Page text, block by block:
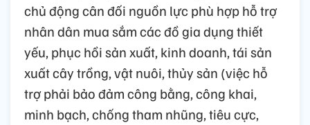
chủ động cân đối nguồn lực phù hợp hỗ trợ
nhân dân mua sắm các đồ gia dụng thiết
yếu, phục hồi sản xuất, kinh doanh, tái sản
xuất cây trồng, vật nuôi, thủy sản (việc hỗ
trợ phải bảo đảm công bằng, công khai,
minh bạch, chống tham nhũng, tiêu cực,